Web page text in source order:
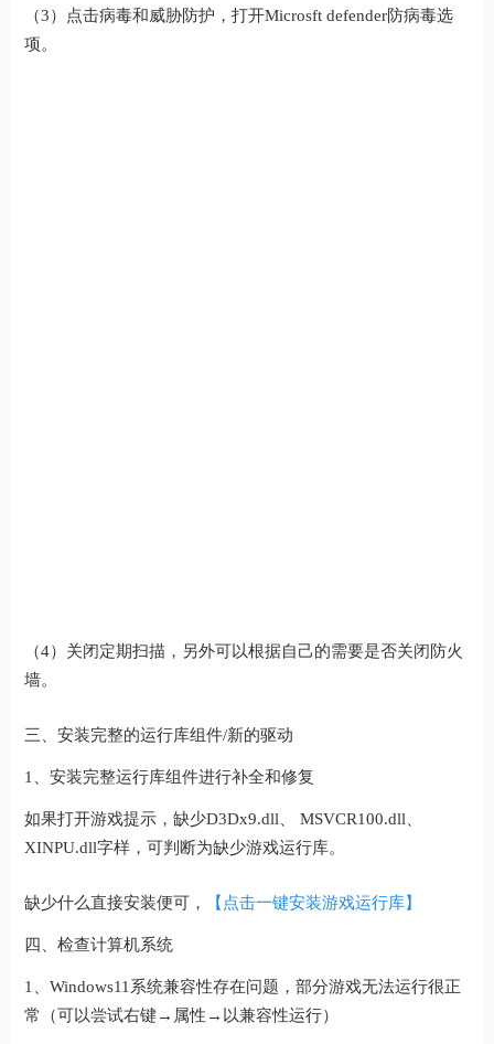
（3）点击病毒和威胁防护，打开Microsft defender防病毒选
项。
（4）关闭定期扫描，另外可以根据自己的需要是否关闭防火
墙。
三、安装完整的运行库组件/新的驱动
1、安装完整运行库组件进行补全和修复
如果打开游戏提示，缺少D3Dx9.dll、 MSVCR100.dll、
XINPU.dll字样，可判断为缺少游戏运行库。
缺少什么直接安装便可， 【点击一键安装游戏运行库】
四、检查计算机系统
1、Windows11系统兼容性存在问题，部分游戏无法运行很正
常（可以尝试右键→属性→以兼容性运行）